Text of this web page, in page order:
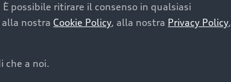
possibile ritirare il consenso in qualsiasi
nostra Cookie Policy, alla nostra Privacy Policy,
che a noi.